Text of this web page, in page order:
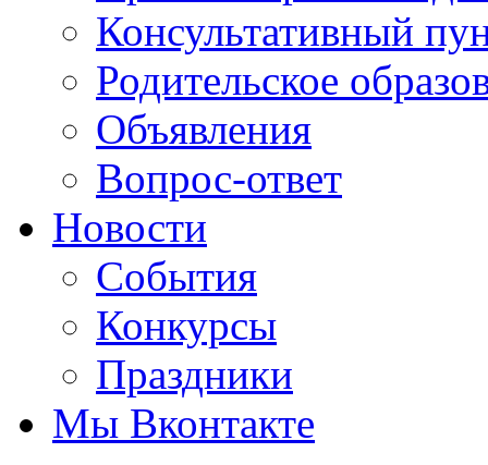
Консультативный
Родительское
Объявления
Вопрос-ответ
Новости
События
Конкурсы
Праздники
Мы Вконтакте